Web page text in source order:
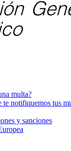
multa?
te notifiquemos tus
y sanciones